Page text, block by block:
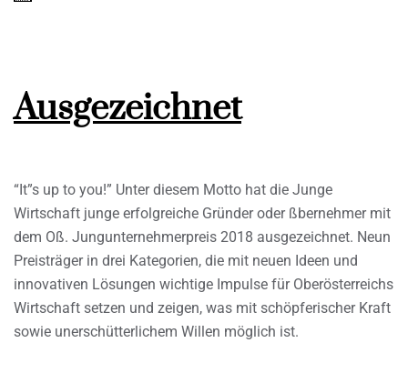
Ausgezeichnet
“It”s up to you!” Unter diesem Motto hat die Junge
Wirtschaft junge erfolgreiche Gründer oder ßbernehmer mit
dem Oß. Jungunternehmerpreis 2018 ausgezeichnet. Neun
Preisträger in drei Kategorien, die mit neuen Ideen und
innovativen Lösungen wichtige Impulse für Oberösterreichs
Wirtschaft setzen und zeigen, was mit schöpferischer Kraft
sowie unerschütterlichem Willen möglich ist.